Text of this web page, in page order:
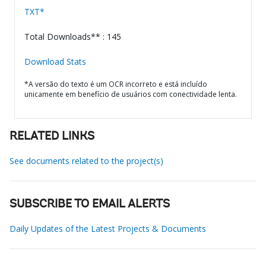
TXT*
Total Downloads** : 145
Download Stats
*A versão do texto é um OCR incorreto e está incluído
unicamente em benefício de usuários com conectividade lenta.
RELATED LINKS
See documents related to the project(s)
SUBSCRIBE TO EMAIL ALERTS
Daily Updates of the Latest Projects & Documents